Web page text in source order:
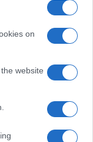
on
website